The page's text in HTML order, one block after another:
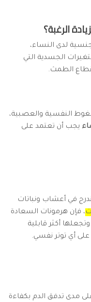
الرغبة؟
لدى النساء،
الجسدية التي
الطمث.
النفسية والعصبية،
يجب أن تعتمد على
في أعشاب ونباتات
، فإن هرمونات السعادة
أكثر قابلية
أي توتر نفسي.
مدى تدفق الدم بكفاءة